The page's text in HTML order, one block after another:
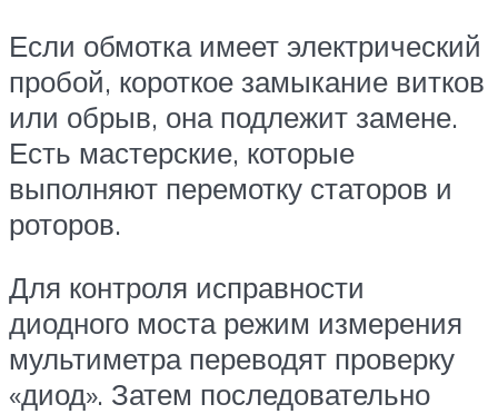
Если обмотка имеет электрический
пробой, короткое замыкание витков
или обрыв, она подлежит замене.
Есть мастерские, которые
выполняют перемотку статоров и
роторов.
Для контроля исправности
диодного моста режим измерения
мультиметра переводят проверку
«диод». Затем последовательно